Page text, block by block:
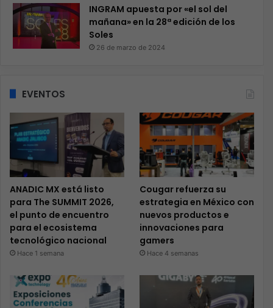
INGRAM apuesta por «el sol del
mañana» en la 28ª edición de los
Soles
26 de marzo de 2024
EVENTOS
ANADIC MX está listo
para The SUMMIT 2026,
el punto de encuentro
para el ecosistema
tecnológico nacional
Hace 1 semana
Cougar refuerza su
estrategia en México con
nuevos productos e
innovaciones para
gamers
Hace 4 semanas